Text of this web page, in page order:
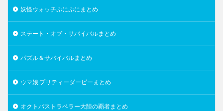
妖怪ウォッチぷにぷにまとめ
ステート・オブ・サバイバルまとめ
パズル＆サバイバルまとめ
ウマ娘 プリティーダービーまとめ
オクトパストラベラー大陸の覇者まとめ